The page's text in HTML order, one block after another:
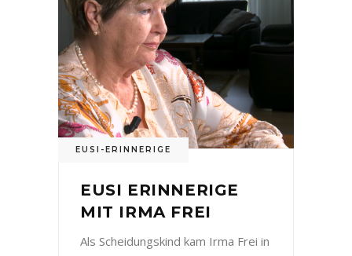
EUSI-ERINNERIGE
EUSI ERINNERIGE
MIT IRMA FREI
Als Scheidungskind kam Irma Frei in